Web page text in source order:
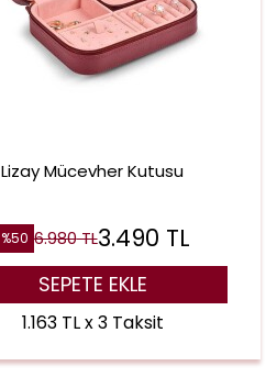
Lizay Mücevher Kutusu
%50 6.980TL3.490 TL
SEPETE EKLE
1.163 TL x 3 Taksit